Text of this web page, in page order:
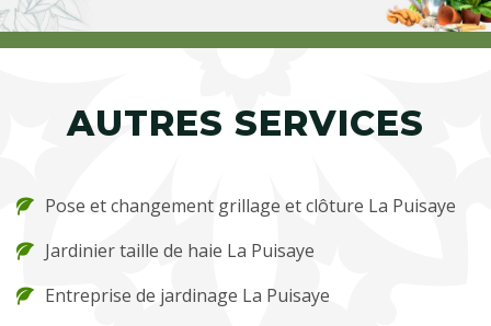
AUTRES SERVICES
Pose et changement grillage et clôture La Puisaye
Jardinier taille de haie La Puisaye
Entreprise de jardinage La Puisaye